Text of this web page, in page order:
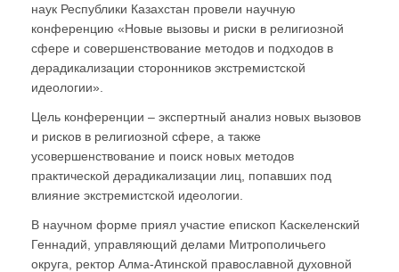
наук Республики Казахстан провели научную
конференцию «Новые вызовы и риски в религиозной
сфере и совершенствование методов и подходов в
дерадикализации сторонников экстремистской
идеологии».
Цель конференции – экспертный анализ новых вызовов
и рисков в религиозной сфере, а также
усовершенствование и поиск новых методов
практической дерадикализации лиц, попавших под
влияние экстремистской идеологии.
В научном форме приял участие епископ Каскеленский
Геннадий, управляющий делами Митрополичьего
округа, ректор Алма-Атинской православной духовной